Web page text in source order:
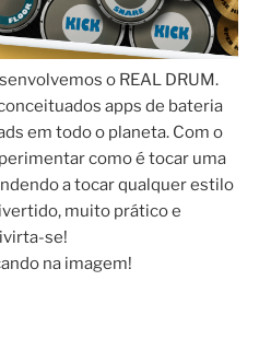
o REAL DRUM.
apps de bateria
em todo o planeta. Com o
como é tocar uma
a tocar qualquer estilo
muito prático e
se!
na imagem!